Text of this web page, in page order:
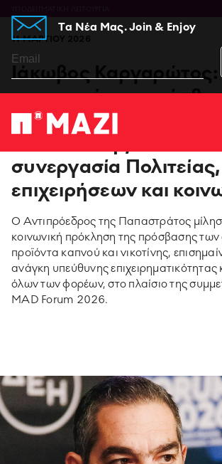
Tα Νέα Μας. Join & Enjoy
Home
95 ΧΡΟΝΙΑ ΠΑΠΑΣΤΡΑΤΟΣ
PMI SCIENCE
MEDIA CENTER
ΕΡΓΑZOMΕΝΟΙ &
ΠΕΡΙΒΑΛΛΟΝ
ΚΟΙΝΩΝΙA
ΕΠΙΚΟΙΝΩΝΙΆ
11 ΜΑΡΤΙΟΥ 2026
Ιάκωβος
αποτροπή της
ανηλίκων σε
συνεργασία Πολιτείας,
επιχειρήσεων και
Ο Αντιπρόεδρος της Παπαστράτος
κοινωνική πρόκληση της πρόσβασης των
προϊόντα καπνού και νικοτίνης,
ανάγκη υπεύθυνης επιχειρηματικότητας
όλων των φορέων, στο πλαίσιο της
MAD Forum 2026.